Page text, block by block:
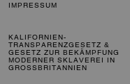
IMPRESSUM
KALIFORNIEN-
TRANSPARENZGESETZ &
GESETZ ZUR BEKÄMPFUNG
MODERNER SKLAVEREI IN
GROSSBRITANNIEN